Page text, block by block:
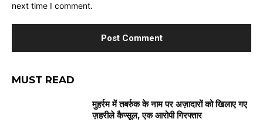
next time I comment.
MUST READ
मुहर्रम में तबर्रुक के नाम पर अज़ादारों को खिलाए गए
ज़हरीले कैप्सूल, एक आरोपी गिरफ्तार